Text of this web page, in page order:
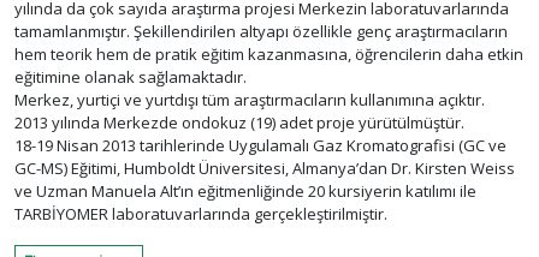
yılında da çok sayıda araştırma projesi Merkezin laboratuvarlarında
tamamlanmıştır. Şekillendirilen altyapı özellikle genç araştırmacıların
hem teorik hem de pratik eğitim kazanmasına, öğrencilerin daha etkin
eğitimine olanak sağlamaktadır.
Merkez, yurtiçi ve yurtdışı tüm araştırmacıların kullanımına açıktır.
2013 yılında Merkezde ondokuz (19) adet proje yürütülmüştür.
18-19 Nisan 2013 tarihlerinde Uygulamalı Gaz Kromatografisi (GC ve
GC-MS) Eğitimi, Humboldt Üniversitesi, Almanya’dan Dr. Kirsten Weiss
ve Uzman Manuela Alt’ın eğitmenliğinde 20 kursiyerin katılımı ile
TARBİYOMER laboratuvarlarında gerçekleştirilmiştir.